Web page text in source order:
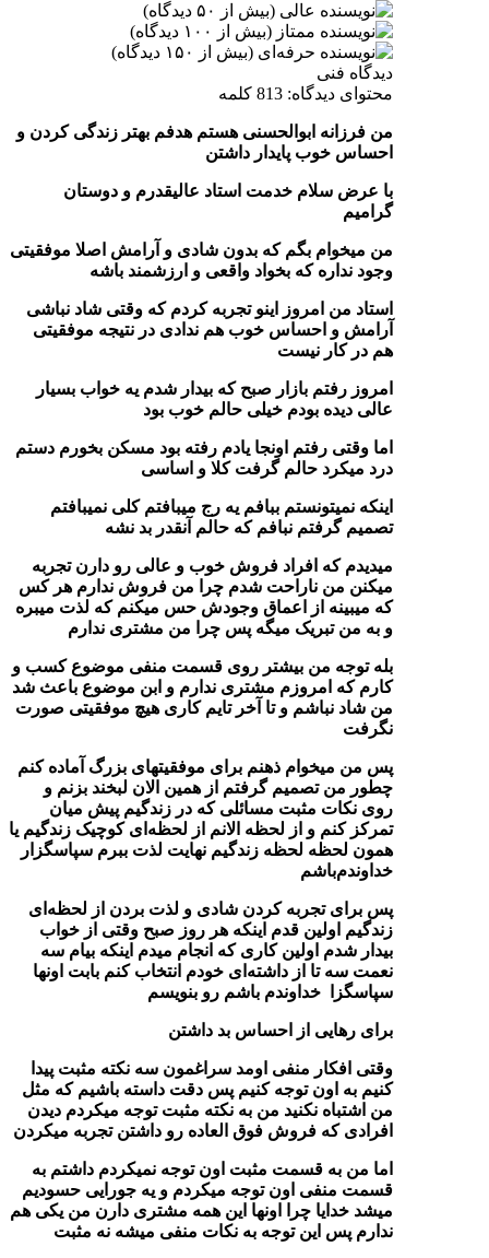
دیدگاه فنی
محتوای دیدگاه: 813 کلمه
من فرزانه ابوالحسنی هستم هدفم بهتر زندگی کردن و
احساس خوب پایدار داشتن
با عرض سلام خدمت استاد عالیقدرم و دوستان
گرامیم
من میخوام بگم که بدون شادی و آرامش اصلا موفقیتی
وجود نداره که بخواد واقعی و ارزشمند باشه
استاد من امروز اینو تجربه کردم که وقتی شاد نباشی
آرامش و احساس خوب هم ندادی در نتیجه موفقیتی
هم در کار نیست
امروز رفتم بازار صبح که بیدار شدم یه خواب بسیار
عالی دیده بودم خیلی حالم خوب بود
اما وقتی رفتم اونجا یادم رفته بود مسکن بخورم دستم
درد میکرد حالم گرفت کلا و اساسی
اینکه نمیتونستم ببافم یه رج میبافتم کلی نمیبافتم
تصمیم گرفتم‌ نبافم که حالم آنقدر بد نشه
میدیدم که افراد فروش خوب و عالی رو دارن تجربه
میکنن من ناراحت شدم چرا من فروش ندارم هر کس
که میبینه از اعماق وجودش حس میکنم که لذت میبره
و به من تبریک میگه پس چرا من مشتری ندارم
بله توجه من بیشتر روی قسمت منفی موضوع کسب و
کارم که امروزم مشتری ندارم و ابن موضوع باعث شد
من شاد نباشم و تا آخر تایم کاری هیچ موفقیتی صورت
نگرفت
پس من میخوام ذهنم برای موفقیتهای بزرگ آماده کنم
چطور من تصمیم گرفتم از همین الان لبخند بزنم و
روی نکات مثبت مسائلی که در زندگیم پیش میان
تمرکز کنم و از لحظه الانم از لحظه‌ای کوچیک زندگیم یا
همون لحظه لحظه زندگیم نهایت لذت ببرم سپاسگزار
خداوندم‌باشم
پس برای تجربه کردن شادی و لذت بردن از لحظه‌ای
زندگیم اولین قدم اینکه هر روز صبح وقتی از خواب
بیدار شدم اولین کاری که انجام میدم اینکه بیام سه
نعمت سه تا از داشته‌ای خودم انتخاب کنم بابت اونها
سپاسگزا خداوندم باشم رو بنویسم
برای رهایی از احساس بد داشتن
وقتی افکار منفی اومد سراغمون سه نکته مثبت پیدا
کنیم به اون توجه کنیم پس دقت داسته باشیم که مثل
من اشتباه نکنید من به نکته مثبت توجه میکردم دیدن
افرادی که فروش فوق العاده رو داشتن تجربه میکردن
اما من به قسمت مثبت اون توجه نمیکردم داشتم به
قسمت منفی اون توجه میکردم و یه جورایی حسودیم
میشد خدایا چرا اونها این همه مشتری دارن من یکی هم
ندارم پس این توجه به نکات منفی میشه نه مثبت